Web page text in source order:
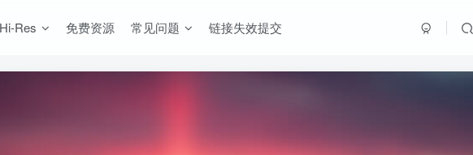
Hi-Res 免费资源 常见问题 链接失效提交